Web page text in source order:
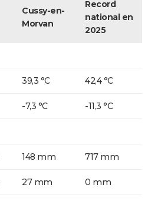
Cussy-en-
Morvan
Record
national en
2025
39,3 °C 42,4 °C
-7,3 °C -11,3 °C
148 mm 717 mm
27 mm 0 mm